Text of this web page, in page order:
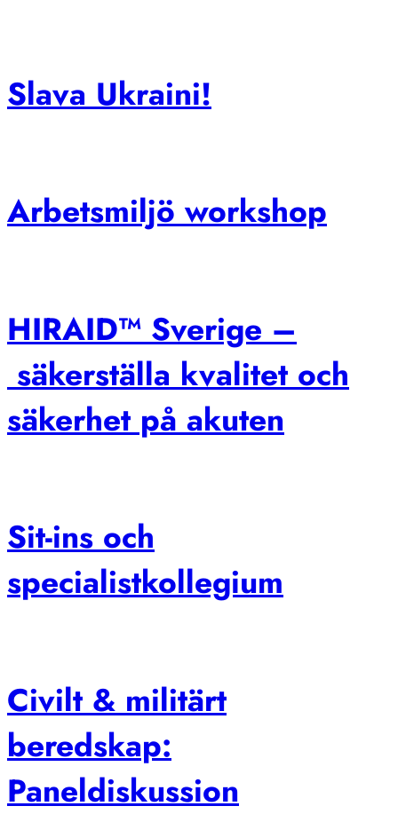
Slava Ukraini!
Arbetsmiljö workshop
HIRAID™ Sverige –
säkerställa kvalitet och
säkerhet på akuten
Sit-ins och
specialistkollegium
Civilt & militärt
beredskap:
Paneldiskussion